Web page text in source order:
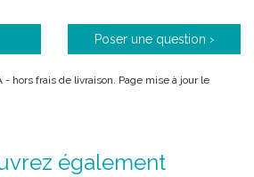
Poser une question ›
- hors frais de livraison. Page mise à jour le
également